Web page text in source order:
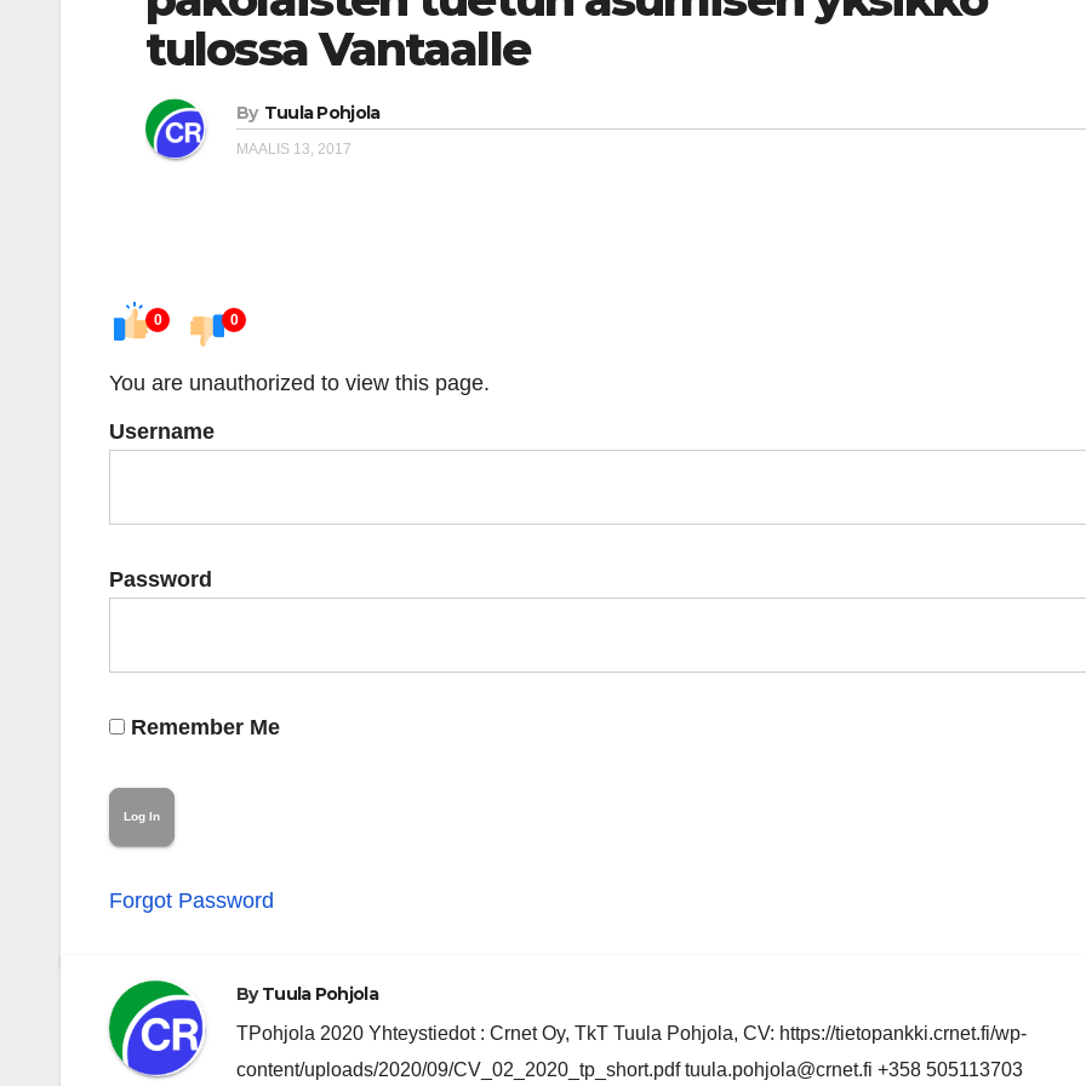
tulossa Vantaalle
By Tuula Pohjola
MAALIS 13, 2017
0 0
You are unauthorized to view this page.
Username
Password
Remember Me
Forgot Password
ByTuula Pohjola
TPohjola 2020 Yhteystiedot : Crnet Oy, TkT Tuula Pohjola, CV: https://tietopankki.crnet.fi/wp-
content/uploads/2020/09/CV_02_2020_tp_short.pdf tuula.pohjola@crnet.fi +358 505113703